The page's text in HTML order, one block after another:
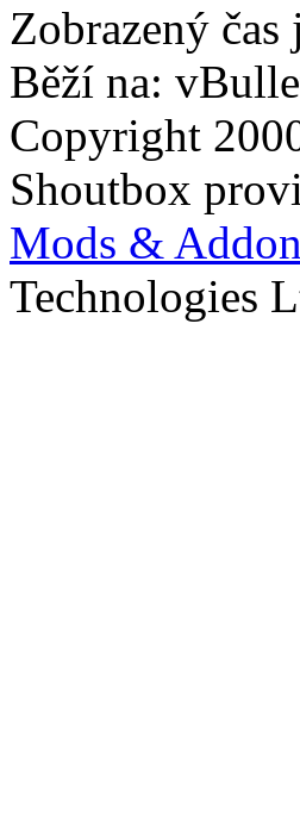
Zobrazený
Běží na:
Copyright
Shoutbox
Mods &
Technologies